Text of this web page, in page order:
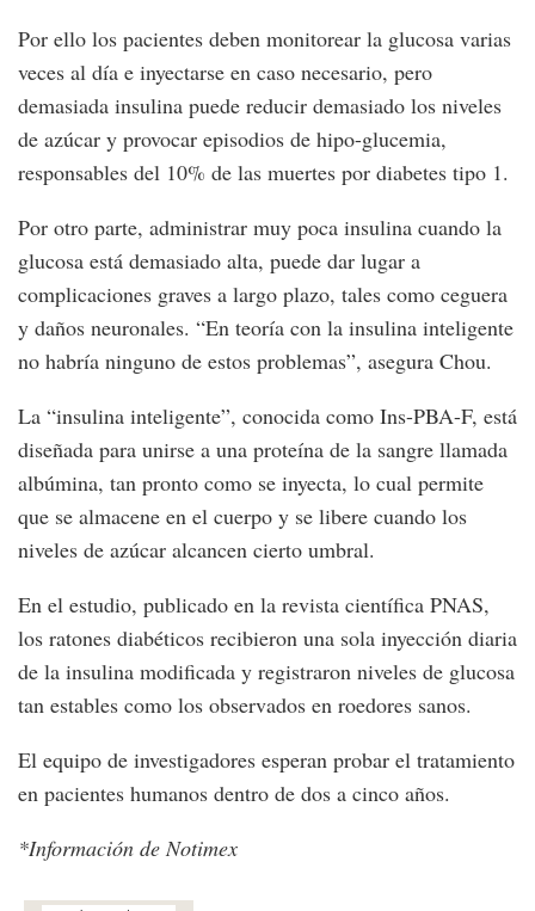
Por ello los pacientes deben monitorear la glucosa varias
veces al día e inyectarse en caso necesario, pero
demasiada insulina puede reducir demasiado los niveles
de azúcar y provocar episodios de hipo-glucemia,
responsables del 10% de las muertes por diabetes tipo 1.
Por otro parte, administrar muy poca insulina cuando la
glucosa está demasiado alta, puede dar lugar a
complicaciones graves a largo plazo, tales como ceguera
y daños neuronales. “En teoría con la insulina inteligente
no habría ninguno de estos problemas”, asegura Chou.
La “insulina inteligente”, conocida como Ins-PBA-F, está
diseñada para unirse a una proteína de la sangre llamada
albúmina, tan pronto como se inyecta, lo cual permite
que se almacene en el cuerpo y se libere cuando los
niveles de azúcar alcancen cierto umbral.
En el estudio, publicado en la revista científica PNAS,
los ratones diabéticos recibieron una sola inyección diaria
de la insulina modificada y registraron niveles de glucosa
tan estables como los observados en roedores sanos.
El equipo de investigadores esperan probar el tratamiento
en pacientes humanos dentro de dos a cinco años.
*Información de Notimex